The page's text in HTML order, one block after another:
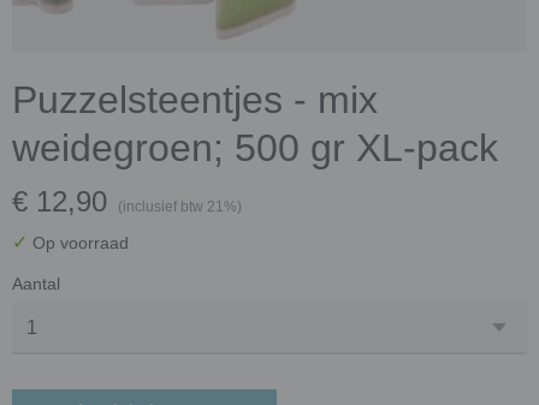
Puzzelsteentjes - mix
weidegroen; 500 gr XL-pack
€ 12,90 (inclusief btw 21%)
✓ Op voorraad
Aantal